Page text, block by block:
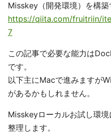
Misskey（開発環境）を構
https://qiita.com/fruitriin/
7
この記事で必要な能力は
です。
以下主にMacで進みますが
があるかもしれません。
Misskeyローカルお試し環
整理します。